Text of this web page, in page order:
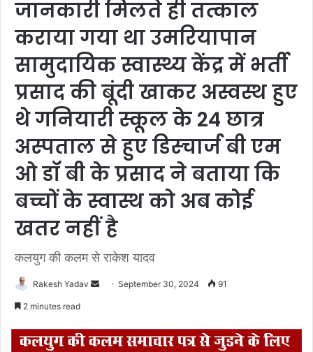
जानकारी मिलते ही तत्काल
कराया गया था उमरियापान
सामुदायिक स्वास्थ्य केंद्र में भर्ती
प्रसाद की बूंदी खाकर अस्वस्थ हुए
थे गनियारी स्कूल के 24 छात्र
अस्पताल से हुए डिस्चार्ज बी एम
ओ डॉ बी के प्रसाद ने बताया कि
बच्चों के स्वास्थ को अब कोई
खतर नहीं है
कलयुग की कलम से राकेश यादव
Rakesh Yadav
d
September 30, 2024 91
2 minutes read